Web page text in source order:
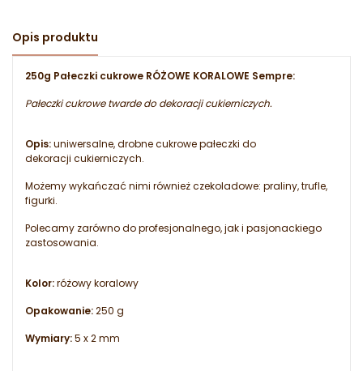
Opis produktu
250g Pałeczki cukrowe RÓŻOWE KORALOWE Sempre:
Pałeczki cukrowe twarde do dekoracji cukierniczych.
Opis:uniwersalne, drobne cukrowe pałeczki do
dekoracji cukierniczych.
Możemy wykańczać nimi również czekoladowe: praliny, trufle,
figurki.
Polecamy zarówno do profesjonalnego, jak i pasjonackiego
zastosowania.
Kolor:różowy koralowy
Opakowanie:250 g
Wymiary:5 x 2 mm